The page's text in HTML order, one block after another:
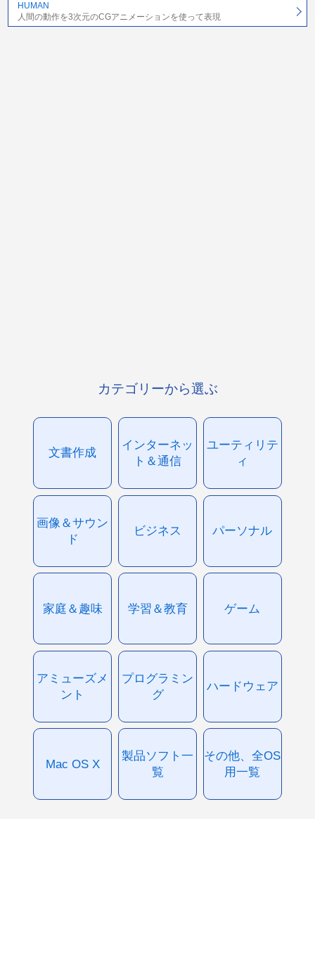
HUMAN
人間の動作を3次元のCGアニメーションを使って表現
カテゴリーから選ぶ
文書作成
インターネッ
ト＆通信
ユーティリテ
ィ
画像＆サウン
ド
ビジネス パーソナル
家庭＆趣味 学習＆教育 ゲーム
アミューズメ
ント
プログラミン
グ
ハードウェア
Mac OS X
製品ソフト一
覧
その他、全OS
用一覧